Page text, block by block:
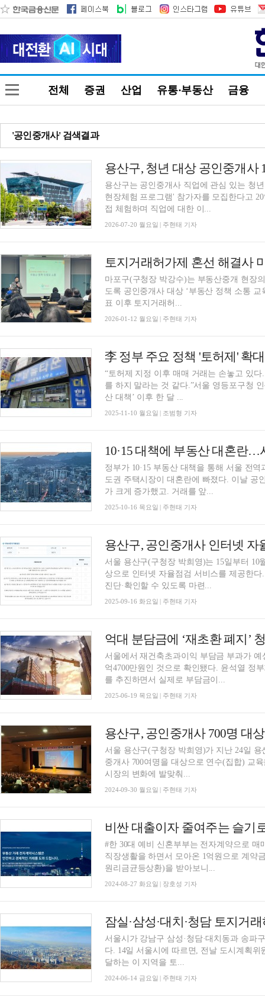
전체 증권 산업 유통·부동산 금융
'공인중개사' 검색결과
용산구, 청년 대상 공인중개사
용산구는 공인중개사 직업에 관심 있는 청
현장체험 프로그램' 참가자를 모집한다고
접 체험하며 직업에 대한 이...
2026-07-20 월요일 | 주현태 기자
토지거래허가제 혼선 해결사
마포구(구청장 박강수)는 부동산중개 현장
도록 공인중개사 대상 ‘부동산 정책 소통 교육’을 마련했다. 이번 교
표 이후 토지거래허...
2026-01-12 월요일 | 주현태 기자
“토허제 지정 이후 매매 거래는 손놓고 있
를 하지 말라는 것 같다.”서울 영등포구청
산 대책’ 이후 한 달 ...
2025-11-10 월요일 | 조범형 기자
10·15 대책에 부동산 대혼란
정부가 10·15 부동산 대책을 통해 서울 전
도권 주택시장이 대혼란에 빠졌다. 이날 공
가 크게 증가했고. 거래를 앞...
2025-10-16 목요일 | 주현태 기자
용산구, 공인중개사 인터넷 자
서울 용산구(구청장 박희영)는 15일부터 10
상으로 인터넷 자율점검 서비스를 제공한
진단·확인할 수 있도록 마련...
2025-09-16 화요일 | 주현태 기자
서울에서 재건축초과이익 부담금 부과가
억4700만원인 것으로 확인됐다. 윤석열 정
를 추진하면서 실제로 부담금이...
2025-06-19 목요일 | 주현태 기자
용산구, 공인중개사 700명 대
서울 용산구(구청장 박희영)가 지난 24일
중개사 700여명을 대상으로 연수(집합) 교육을 실시했
시장의 변화에 발맞춰...
2024-09-30 월요일 | 주현태 기자
비싼 대출이자 줄여주는 슬기
#한 30대 예비 신혼부부는 전자계약으로
직장생활을 하면서 모아온 1억원으로 계약
원리금균등상환)을 받아보니...
2024-08-27 화요일 | 장호성 기자
잠실·삼성·대치·청담 토지거
서울시가 강남구 삼성·청담·대치동과 송파
다. 14일 서울시에 따르면, 전날 도시계획위원회를 열고 국제교류복합지구 인근의 총 14.4㎢에
달하는 이 지역을 토...
2024-06-14 금요일 | 주현태 기자